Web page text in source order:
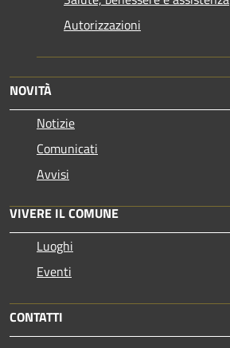
Autorizzazioni
NOVITÀ
Notizie
Comunicati
Avvisi
VIVERE IL COMUNE
Luoghi
Eventi
CONTATTI